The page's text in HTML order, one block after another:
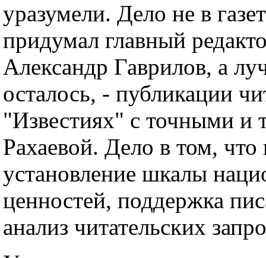
уразумели. Дело не в
придумал главный
Александр Гаврилов, а
осталось, - публикации
"Известиях" с точными
Рахаевой. Дело в том,
установление шкалы
ценностей, поддержка
анализ читательских